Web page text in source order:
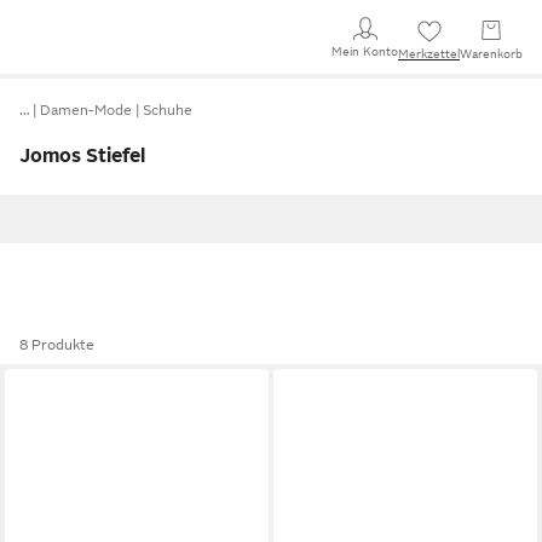
Mein KontoMerkzettel Warenkorb
… Damen-Mode Schuhe
Jomos Stiefel
8 Produkte